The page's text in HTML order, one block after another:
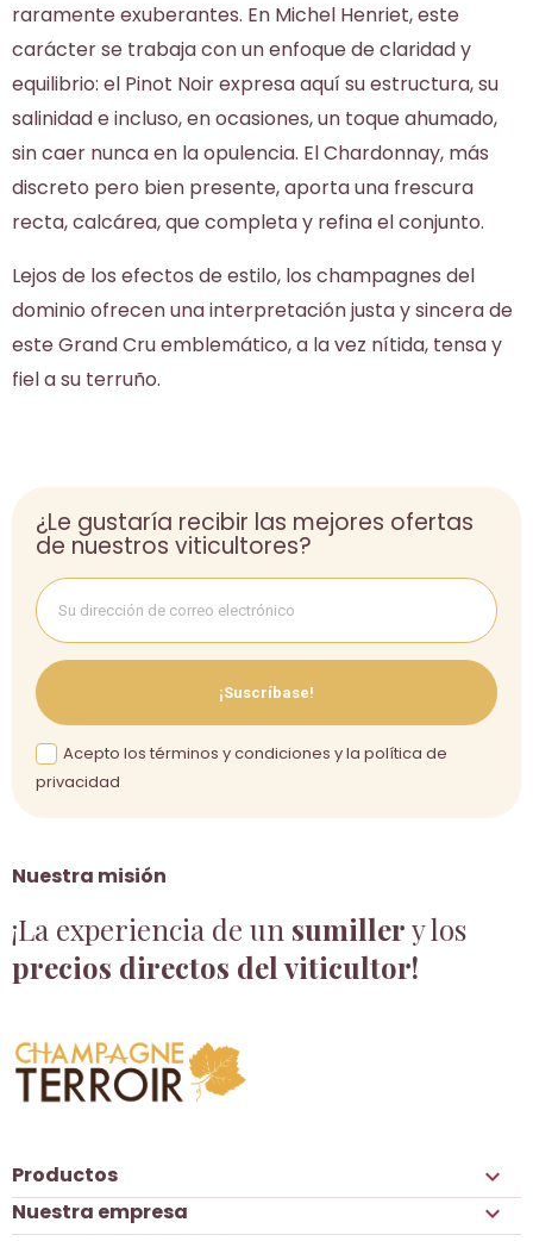
raramente exuberantes. En Michel Henriet, este
carácter se trabaja con un enfoque de claridad y
equilibrio: el Pinot Noir expresa aquí su estructura, su
salinidad e incluso, en ocasiones, un toque ahumado,
sin caer nunca en la opulencia. El Chardonnay, más
discreto pero bien presente, aporta una frescura
recta, calcárea, que completa y refina el conjunto.
Lejos de los efectos de estilo, los champagnes del
dominio ofrecen una interpretación justa y sincera de
este Grand Cru emblemático, a la vez nítida, tensa y
fiel a su terruño.
Nuestra misión
¡La experiencia de un sumillery los
precios directos del viticultor!
¿Le gustaría recibir las mejores ofertas
de nuestros viticultores?
¡Suscríbase!
Acepto los términos y condiciones y la política de
privacidad
Productos 
Nuestra empresa 